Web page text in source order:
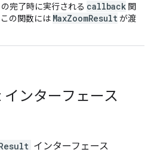
完了時に実行される callback 関
の関数には MaxZoomResultが渡
インターフェース
インターフェース